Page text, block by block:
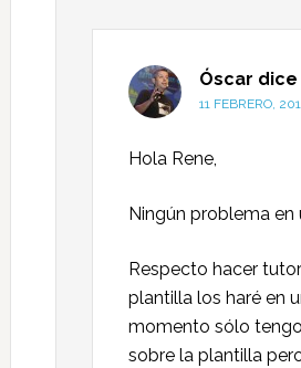
Óscar dice
11 FEBRERO,
Hola Rene,
Ningún problema en
Respecto hacer
plantilla los haré en
momento sólo
sobre la plantilla